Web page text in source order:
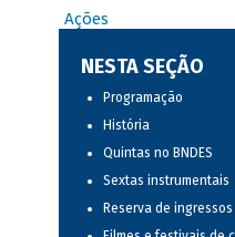
Ações
NESTA SEÇÃO
Programação
História
Quintas no BNDES
Sextas instrumentais
Reserva de ingressos